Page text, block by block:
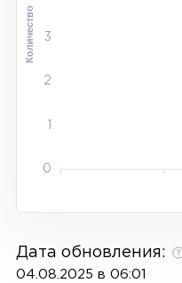
3
2
1
0
Количество
Дата обновления:
04.08.2025 в 06:01